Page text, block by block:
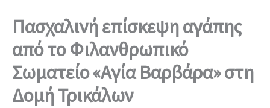
Πασχαλινή επίσκεψη αγάπης
από το Φιλανθρωπικό
Σωματείο «Αγία Βαρβάρα» στη
Δομή Τρικάλων